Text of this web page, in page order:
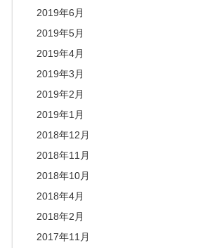
2019年6月
2019年5月
2019年4月
2019年3月
2019年2月
2019年1月
2018年12月
2018年11月
2018年10月
2018年4月
2018年2月
2017年11月